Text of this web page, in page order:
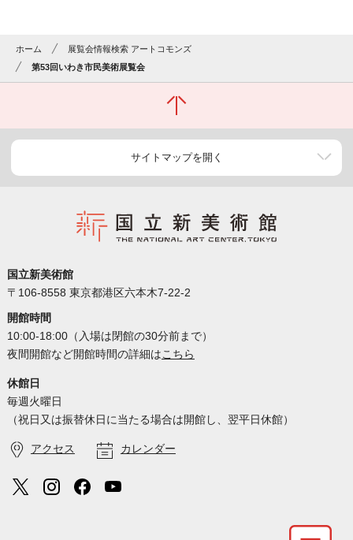
ホーム
展覧会情報検索 アートコモンズ
第53回いわき市民美術展覧会
サイトマップを開く
国立新美術館
〒106-8558 東京都港区六本木7-22-2
開館時間
10:00-18:00（入場は閉館の30分前まで）
夜間開館など開館時間の詳細はこちら
休館日
毎週火曜日
（祝日又は振替休日に当たる場合は開館し、翌平日休館）
アクセス カレンダー